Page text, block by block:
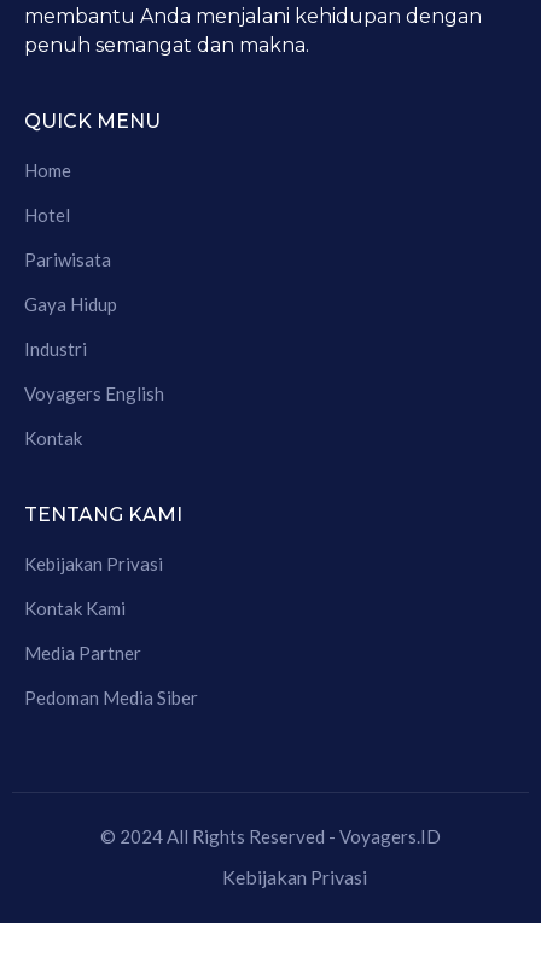
membantu Anda menjalani kehidupan dengan
penuh semangat dan makna.
QUICK MENU
Home
Hotel
Pariwisata
Gaya Hidup
Industri
Voyagers English
Kontak
TENTANG KAMI
Kebijakan Privasi
Kontak Kami
Media Partner
Pedoman Media Siber
© 2024 All Rights Reserved - Voyagers.ID
Kebijakan Privasi